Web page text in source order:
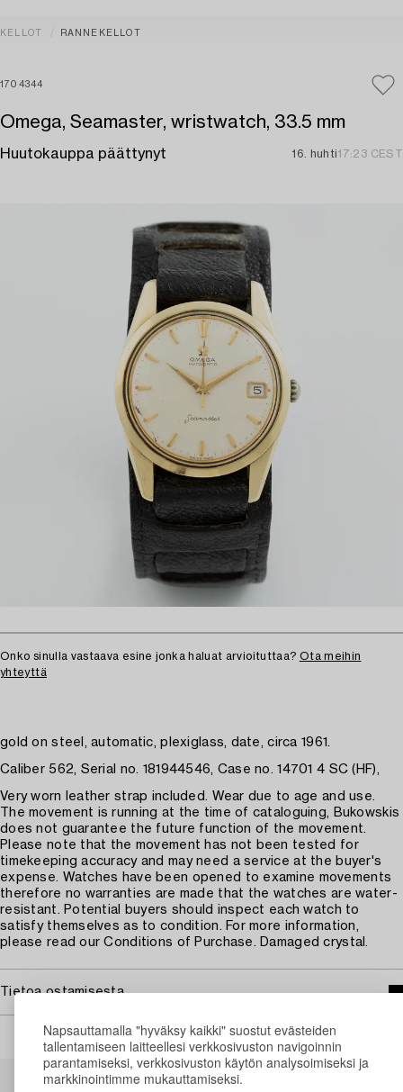
Napsauttamalla "hyväksy kaikki" suostut evästeiden
tallentamiseen laitteellesi verkkosivuston navigoinnin
parantamiseksi, verkkosivuston käytön analysoimiseksi ja
markkinointimme mukauttamiseksi.
KELLOT RANNEKELLOT
1704344
Omega, Seamaster, wristwatch, 33.5 mm
Huutokauppa päättynyt 16. huhti17:23 CEST
Onko sinulla vastaava esine jonka haluat arvioituttaa? Ota meihin
yhteyttä
gold on steel, automatic, plexiglass, date, circa 1961.
Caliber 562, Serial no. 181944546, Case no. 14701 4 SC (HF),
Very worn leather strap included. Wear due to age and use.
The movement is running at the time of cataloguing, Bukowskis
does not guarantee the future function of the movement.
Please note that the movement has not been tested for
timekeeping accuracy and may need a service at the buyer's
expense. Watches have been opened to examine movements
therefore no warranties are made that the watches are water-
resistant. Potential buyers should inspect each watch to
satisfy themselves as to condition. For more information,
please read our Conditions of Purchase. Damaged crystal.
Tietoa ostamisesta
Muiden katsomia kohteita